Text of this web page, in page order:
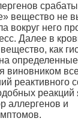
вещество не
вокруг него
Далее в
как
виновником
реактивного
реакций
аллергенов и